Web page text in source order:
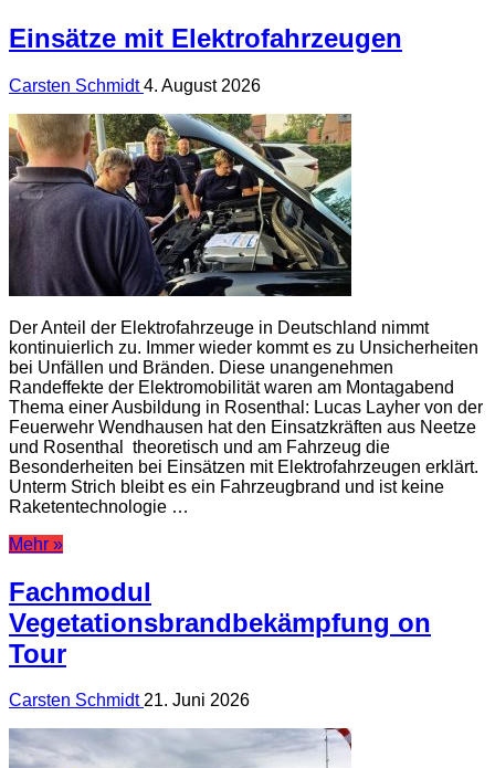
Einsätze mit Elektrofahrzeugen
Carsten Schmidt4. August 2026
Der Anteil der Elektrofahrzeuge in Deutschland nimmt
kontinuierlich zu. Immer wieder kommt es zu Unsicherheiten
bei Unfällen und Bränden. Diese unangenehmen
Randeffekte der Elektromobilität waren am Montagabend
Thema einer Ausbildung in Rosenthal: Lucas Layher von der
Feuerwehr Wendhausen hat den Einsatzkräften aus Neetze
und Rosenthal theoretisch und am Fahrzeug die
Besonderheiten bei Einsätzen mit Elektrofahrzeugen erklärt.
Unterm Strich bleibt es ein Fahrzeugbrand und ist keine
Raketentechnologie …
Mehr »
Fachmodul
Vegetationsbrandbekämpfung on
Tour
Carsten Schmidt21. Juni 2026